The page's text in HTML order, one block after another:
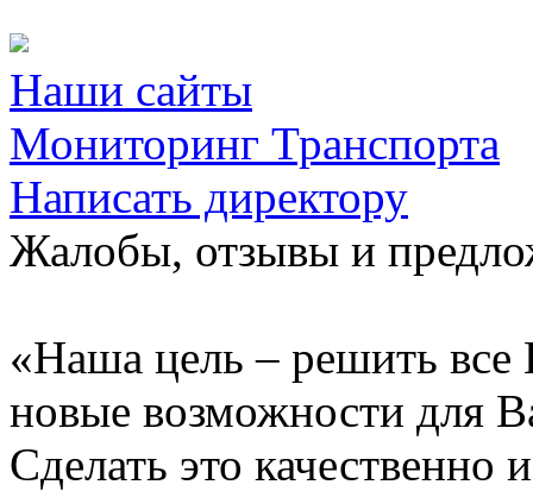
Наши сайты
Мониторинг Транспорта
Написать директору
Жалобы, отзывы и
«Наша цель – решить все
новые возможности для
Сделать это